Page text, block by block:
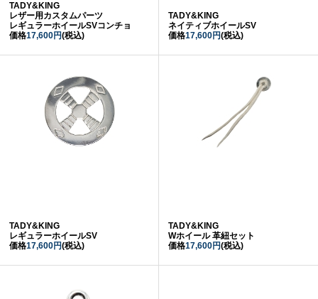
TADY&KING
レザー用カスタムパーツ
レギュラーホイールSVコンチョ
価格17,600円(税込)
TADY&KING
ネイティブホイールSV
価格17,600円(税込)
TADY&KING
レギュラーホイールSV
価格17,600円(税込)
TADY&KING
Wホイール 革紐セット
価格17,600円(税込)